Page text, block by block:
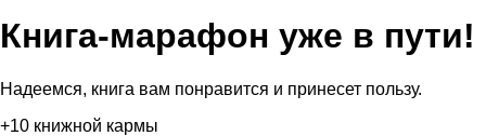
Книга-марафон уже в пути!
Надеемся, книга вам понравится и принесет пользу.
+10 книжной кармы